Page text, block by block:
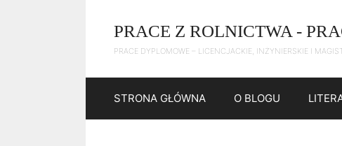
PRACE Z ROLNICTWA -
PRACE DYPLOMOWE – LICENCJACKIE, INŻYNIERSKIE I
STRONA GŁÓWNA O BLOGU